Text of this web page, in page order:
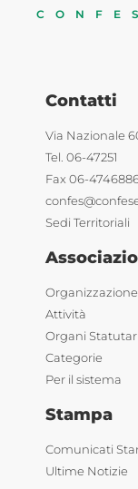
Contatti
Via Nazionale
Tel. 06-47251
Fax 06-
Sedi Territoriali
Organizzazione
Attività
Organi Statutari
Categorie
Per il sistema
Stampa
Comunicati
Ultime Notizie